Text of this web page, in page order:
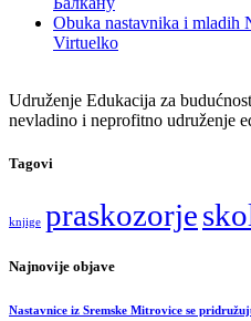
Obuka nastavnika i mladih
Virtuelko
Udruženje Edukacija za
nevladino i neprofitno udruženje
Tagovi
knjige praskozorje
Najnovije objave
Nastavnice iz Sremske Mitrovice se